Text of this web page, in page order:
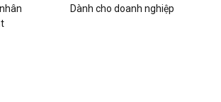
Dành cho doanh nghiệp